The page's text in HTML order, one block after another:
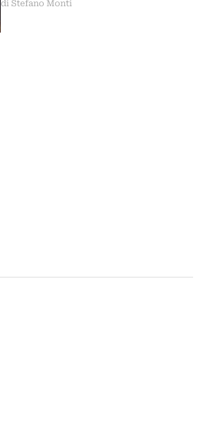
di Stefano Monti